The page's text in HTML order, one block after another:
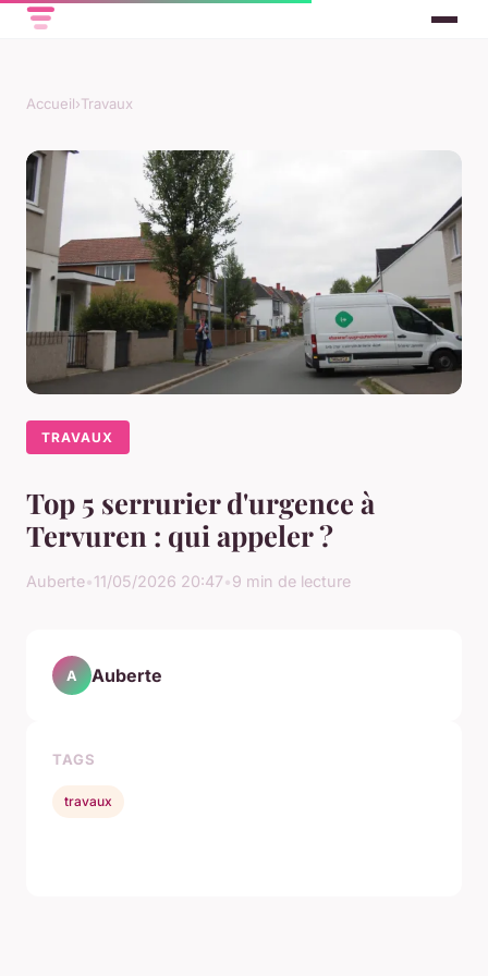
Accueil›Travaux
TRAVAUX
Top 5 serrurier d'urgence à
Tervuren : qui appeler ?
Auberte•11/05/2026 20:47•9 min de lecture
A Auberte
TAGS
travaux